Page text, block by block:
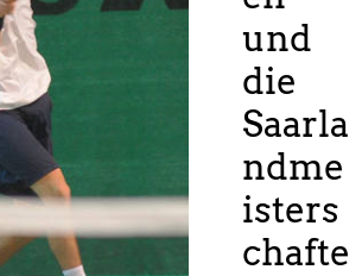
und
die
Saarla
ndme
isters
chafte